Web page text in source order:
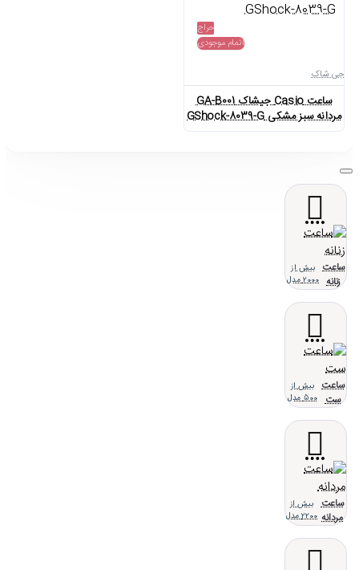
حراج
اتمام موجودی
جی شاک
ساعت Casio جیشاک GA-B001
مردانه سبز مشکی GShock-8039-G
ساعت
زنانه
بیش از
2000 مدل
ساعت
ست
بیش از
500 مدل
ساعت
مردانه
بیش از
2200 مدل